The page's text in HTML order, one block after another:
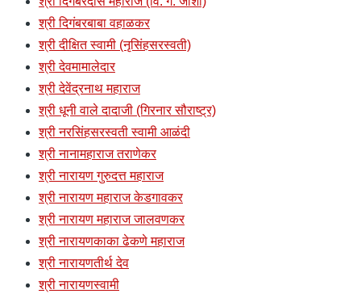
श्री दिगंबरबाबा वहाळकर
श्री दीक्षित स्वामी (नृसिंहसरस्वती)
श्री देवमामालेदार
श्री देवेंद्रनाथ महाराज
श्री धूनी वाले दादाजी (गिरनार सौराष्ट्र)
श्री नरसिंहसरस्वती स्वामी आळंदी
श्री नानामहाराज तराणेकर
श्री नारायण गुरुदत्त महाराज
श्री नारायण महाराज केडगावकर
श्री नारायण महाराज जालवणकर
श्री नारायणकाका ढेकणे महाराज
श्री नारायणतीर्थ देव
श्री नारायणस्वामी